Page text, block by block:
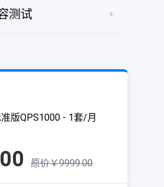
测试 应用安全
版QPS1000 - 1套/月
原价￥9999.00